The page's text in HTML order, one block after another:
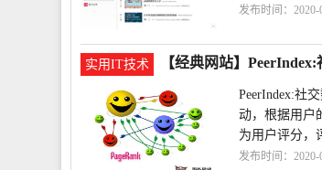
发布时间：2020-
实用IT技术 【经典网站】
PeerIndex:社
动，根据用户
为用户评分，
发布时间：2020-